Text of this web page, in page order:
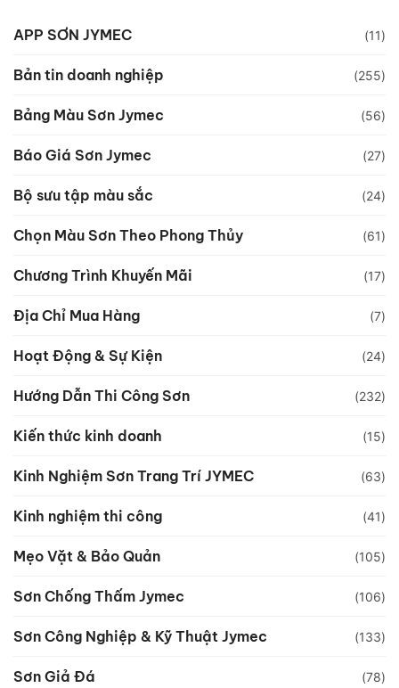
APP SƠN JYMEC (11)
Bản tin doanh nghiệp (255)
Bảng Màu Sơn Jymec (56)
Báo Giá Sơn Jymec (27)
Bộ sưu tập màu sắc (24)
Chọn Màu Sơn Theo Phong Thủy (61)
Chương Trình Khuyến Mãi (17)
Địa Chỉ Mua Hàng (7)
Hoạt Động & Sự Kiện (24)
Hướng Dẫn Thi Công Sơn (232)
Kiến thức kinh doanh (15)
Kinh Nghiệm Sơn Trang Trí JYMEC (63)
Kinh nghiệm thi công (41)
Mẹo Vặt & Bảo Quản (105)
Sơn Chống Thấm Jymec (106)
Sơn Công Nghiệp & Kỹ Thuật Jymec (133)
Sơn Giả Đá (78)